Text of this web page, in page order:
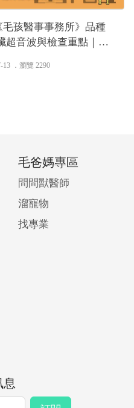
毛孩醫事事務所》品種
超音波與檢查重點｜專
13 ． 瀏覽 2290
毛爸媽專區
問問獸醫師
溜寵物
找專業
息